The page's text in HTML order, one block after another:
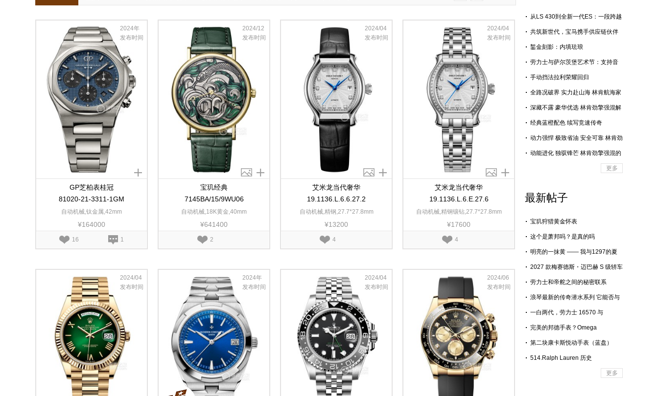
2024年
发布时间
GP芝柏表桂冠
81020-21-3311-1GM
自动机械,钛金属,42mm
¥164000
16 1
2024/12
发布时间
宝玑经典
7145BA/15/9WU06
自动机械,18K黄金,40mm
¥641400
2
2024/04
发布时间
艾米龙当代奢华
19.1136.L.6.6.27.2
自动机械,精钢,27.7*27.8mm
¥13200
4
2024/04
发布时间
艾米龙当代奢华
19.1136.L.6.E.27.6
自动机械,精钢镶钻,27.7*27.8mm
¥17600
4
2024/04
发布时间
2024年
发布时间
2024/04
发布时间
2024/06
发布时间
从LS 430到全新一代ES：一段跨越
共筑新世代，宝马携手供应链伙伴
国产落地
錾金刻影：内填珐琅
劳力士与萨尔茨堡艺术节：支持音
手动挡法拉利荣耀回归
全路况破界 实力赴山海 林肯航海家
深藏不露 豪华优选 林肯劲擎强混解
经典蓝橙配色 续写竞速传奇
动力强悍 极致省油 安全可靠 林肯劲
动能进化 独驭锋芒 林肯劲擎强混的
更多
最新帖子
宝玑狩猎黄金怀表
这个是萧邦吗？是真的吗
明亮的一抹黄 —— 我与1297的夏
2027 款梅赛德斯・迈巴赫 S 级轿车
劳力士和帝舵之间的秘密联系
浪琴最新的传奇潜水系列 它能否与
一白两代，劳力士 16570 与
完美的邦德手表？Omega
第二块康卡斯悦动手表（蓝盘）
514.Ralph Lauren 历史
更多